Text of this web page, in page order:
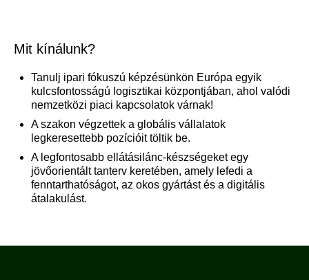
Mit kínálunk?
Tanulj ipari fókuszú képzésünkön Európa egyik
kulcsfontosságú logisztikai központjában, ahol valódi
nemzetközi piaci kapcsolatok várnak!
A szakon végzettek a globális vállalatok
legkeresettebb pozícióit töltik be.
A legfontosabb ellátásilánc-készségeket egy
jövőorientált tanterv keretében, amely lefedi a
fenntarthatóságot, az okos gyártást és a digitális
átalakulást.